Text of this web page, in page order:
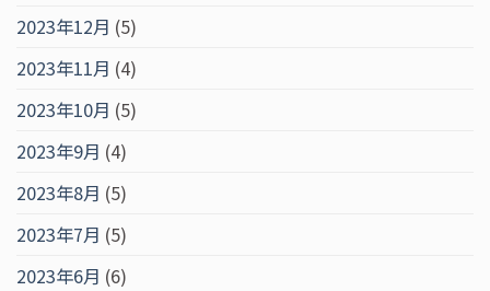
2023年12月 (5)
2023年11月 (4)
2023年10月 (5)
2023年9月 (4)
2023年8月 (5)
2023年7月 (5)
2023年6月 (6)